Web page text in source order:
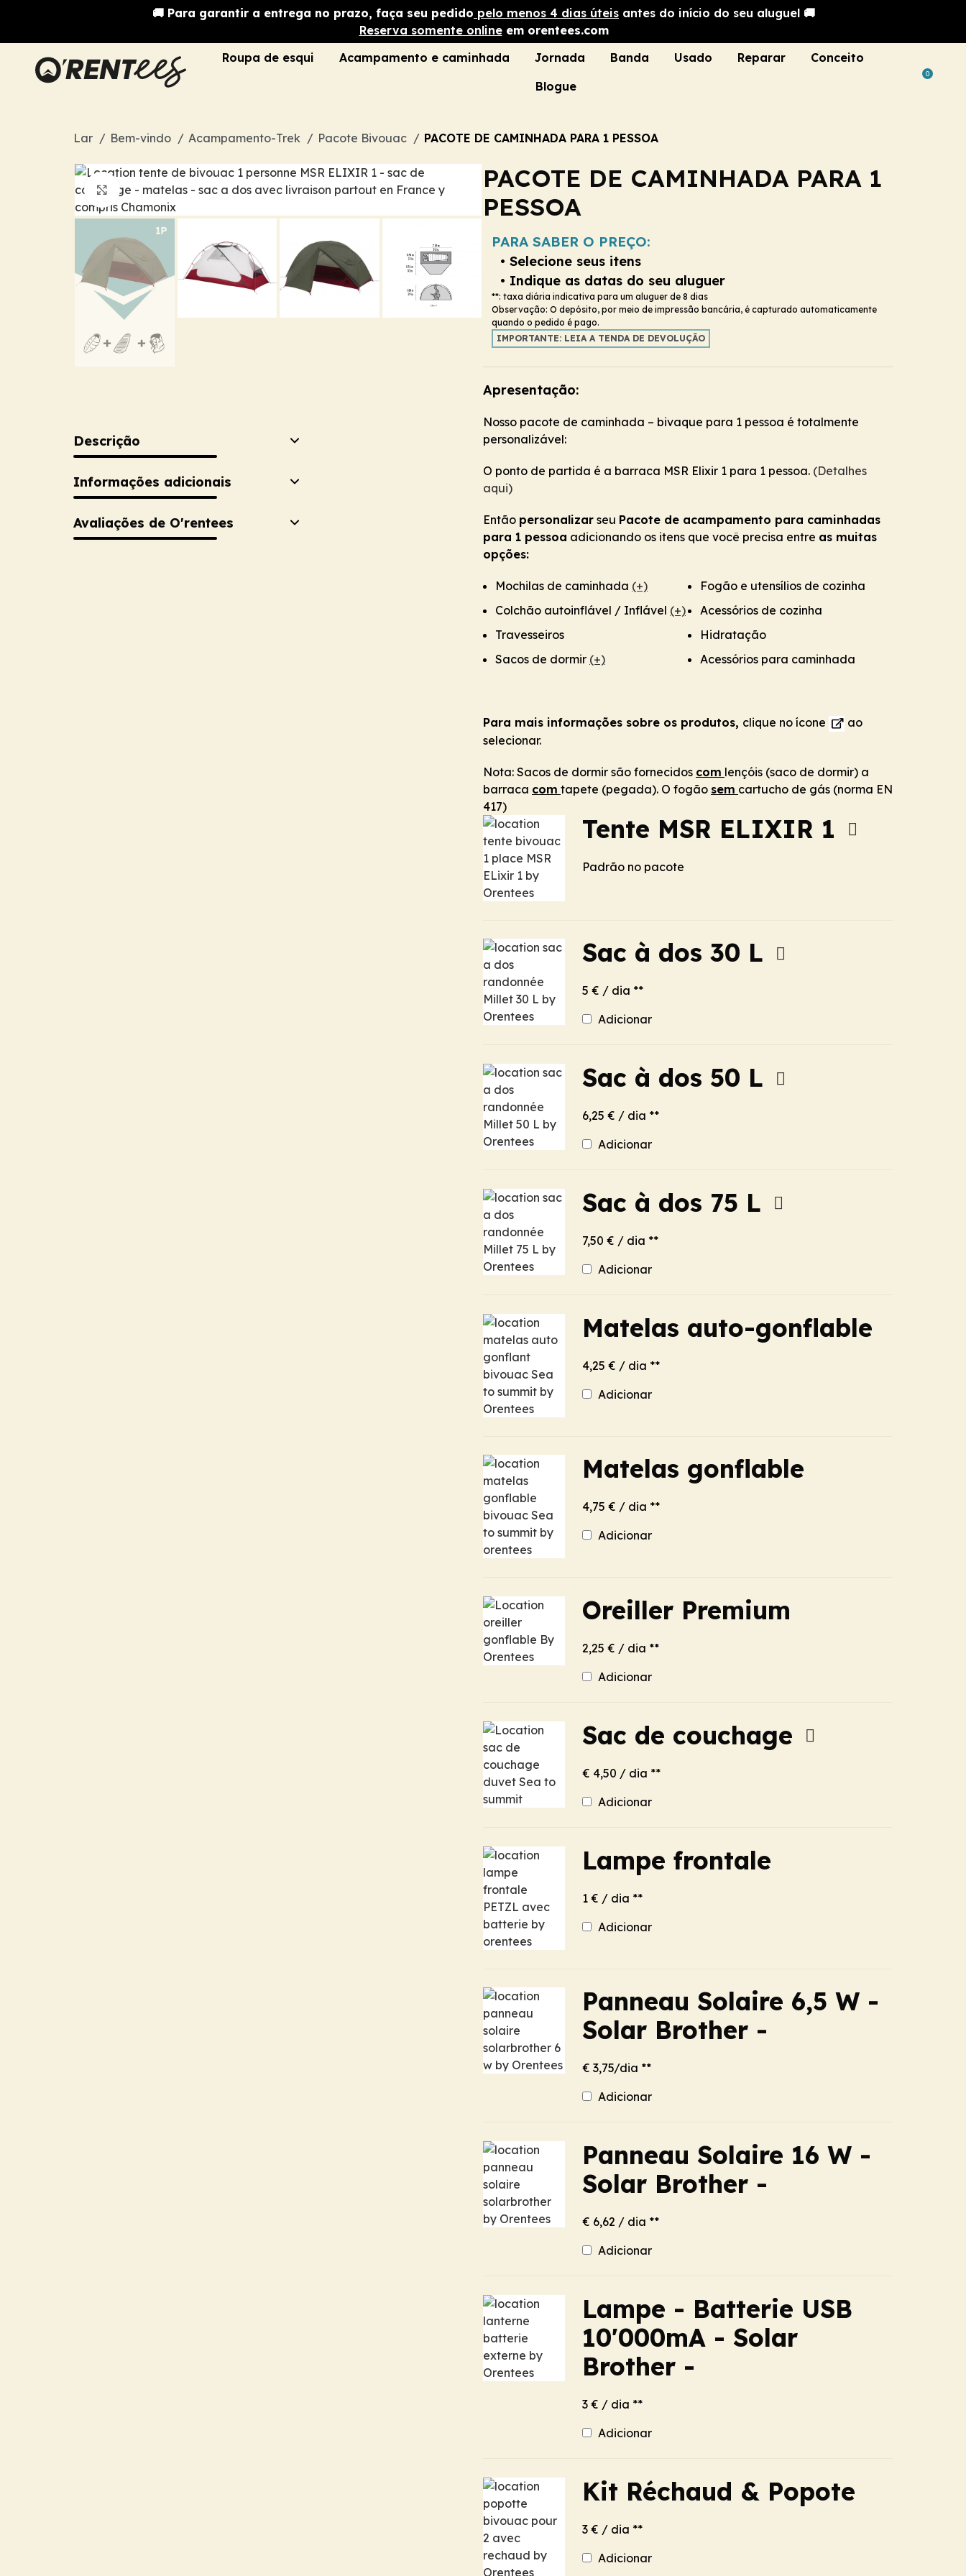
🚚 Para garantir a entrega no prazo, faça seu pedido pelo menos 4 dias úteis antes do início do seu aluguel 🚚
Reserva somente onlineem orentees.com
Roupa de esqui
Acampamento e caminhada Jornada Banda Usado Reparar
Conceito
Blogue
0
Lar Bem-vindo Acampamento-Trek Pacote Bivouac PACOTE DE CAMINHADA PARA 1 PESSOA
Clique para ampliar
Descrição
Informações adicionais
Avaliações de O'rentees
PACOTE DE CAMINHADA PARA 1
PESSOA
PARA SABER O PREÇO:
• Selecione seus itens
• Indique as datas do seu aluguer
**: taxa diária indicativa para um aluguer de 8 dias
Observação: O depósito, por meio de impressão bancária, é capturado automaticamente
quando o pedido é pago.
IMPORTANTE: LEIA A TENDA DE DEVOLUÇÃO
Apresentação:
Nosso pacote de caminhada – bivaque para 1 pessoa é totalmente
personalizável:
O ponto de partida é a barraca MSR Elixir 1 para 1 pessoa. (Detalhes
aqui)
Então personalizar seu Pacote de acampamento para caminhadas
para 1 pessoa adicionando os itens que você precisa entre as muitas
opções:
Mochilas de caminhada (+)
Colchão autoinflável / Inflável (+)
Travesseiros
Sacos de dormir (+)
Fogão e utensílios de cozinha
Acessórios de cozinha
Hidratação
Acessórios para caminhada
Para mais informações sobre os produtos, clique no ícone
ao
selecionar.
Nota: Sacos de dormir são fornecidos com lençóis (saco de dormir) a
barraca com tapete (pegada). O fogão sem cartucho de gás (norma EN
417)
Tente MSR ELIXIR 1
Padrão no pacote
Sac à dos 30 L
5 € / dia **
Adicionar
Sac à dos 50 L
6,25 € / dia **
Adicionar
Sac à dos 75 L
7,50 € / dia **
Adicionar
Matelas auto-gonflable
4,25 € / dia **
Adicionar
Matelas gonflable
4,75 € / dia **
Adicionar
Oreiller Premium
2,25 € / dia **
Adicionar
Sac de couchage
€ 4,50 / dia **
Adicionar
Lampe frontale
1 € / dia **
Adicionar
Panneau Solaire 6,5 W -
Solar Brother -
€ 3,75/dia **
Adicionar
Panneau Solaire 16 W -
Solar Brother -
€ 6,62 / dia **
Adicionar
Lampe - Batterie USB
10'000mA - Solar
Brother -
3 € / dia **
Adicionar
Kit Réchaud & Popote
3 € / dia **
Adicionar